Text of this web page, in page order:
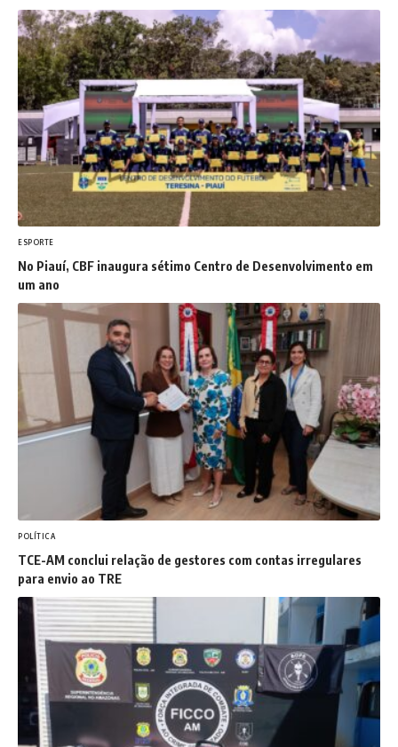
ESPORTE
No Piauí, CBF inaugura sétimo Centro de Desenvolvimento em
um ano
POLÍTICA
TCE-AM conclui relação de gestores com contas irregulares
para envio ao TRE